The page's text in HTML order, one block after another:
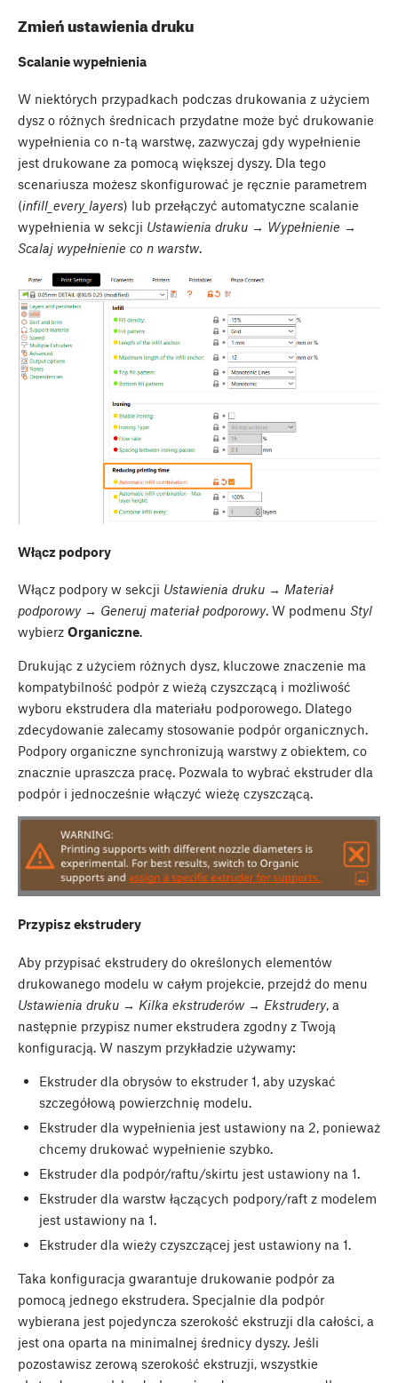
Zmień ustawienia druku
Scalanie wypełnienia
W niektórych przypadkach podczas drukowania z użyciem
dysz o różnych średnicach przydatne może być drukowanie
wypełnienia co n-tą warstwę, zazwyczaj gdy wypełnienie
jest drukowane za pomocą większej dyszy. Dla tego
scenariusza możesz skonfigurować je ręcznie parametrem
(infill_every_layers) lub przełączyć automatyczne scalanie
wypełnienia w sekcji Ustawienia druku → Wypełnienie →
Scalaj wypełnienie co n warstw.
Włącz podpory
Włącz podpory w sekcji Ustawienia druku → Materiał
podporowy → Generuj materiał podporowy. W podmenu Styl
wybierz Organiczne.
Drukując z użyciem różnych dysz, kluczowe znaczenie ma
kompatybilność podpór z wieżą czyszczącą i możliwość
wyboru ekstrudera dla materiału podporowego. Dlatego
zdecydowanie zalecamy stosowanie podpór organicznych.
Podpory organiczne synchronizują warstwy z obiektem, co
znacznie upraszcza pracę. Pozwala to wybrać ekstruder dla
podpór i jednocześnie włączyć wieżę czyszczącą.
Przypisz ekstrudery
Aby przypisać ekstrudery do określonych elementów
drukowanego modelu w całym projekcie, przejdź do menu
Ustawienia druku → Kilka ekstruderów → Ekstrudery, a
następnie przypisz numer ekstrudera zgodny z Twoją
konfiguracją. W naszym przykładzie używamy:
Ekstruder dla obrysów to ekstruder 1, aby uzyskać
szczegółową powierzchnię modelu.
Ekstruder dla wypełnienia jest ustawiony na 2, ponieważ
chcemy drukować wypełnienie szybko.
Ekstruder dla podpór/raftu/skirtu jest ustawiony na 1.
Ekstruder dla warstw łączących podpory/raft z modelem
jest ustawiony na 1.
Ekstruder dla wieży czyszczącej jest ustawiony na 1.
Taka konfiguracja gwarantuje drukowanie podpór za
pomocą jednego ekstrudera. Specjalnie dla podpór
wybierana jest pojedyncza szerokość ekstruzji dla całości, a
jest ona oparta na minimalnej średnicy dyszy. Jeśli
pozostawisz zerową szerokość ekstruzji, wszystkie